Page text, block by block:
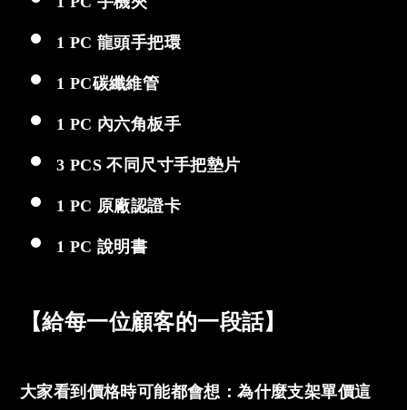
1 PC 龍頭手把環
1 PC碳纖維管
1 PC 內六角板手
3 PCS 不同尺寸手把墊片
1 PC 原廠認證卡
1 PC 說明書
【給每一位顧客的一段話】
大家看到價格時可能都會想：為什麼支架單價這